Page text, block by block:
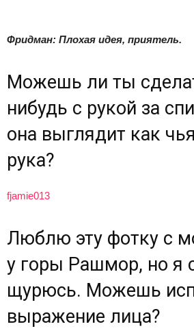
Фридман: Плохая идея, приятель.
Можешь ли ты
нибудь с рукой за
она выглядит как
рука?
fjamie013
Люблю эту фотку с
у горы Рашмор, но я
щурюсь. Можешь
выражение лица?